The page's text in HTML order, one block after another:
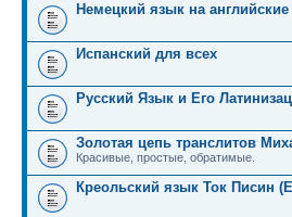
Немецкий язык на
Испанский для всех
Русский Язык и Его
Золотая цепь транслитов
Красивые, простые, обратимые.
Креольский язык Ток Писин